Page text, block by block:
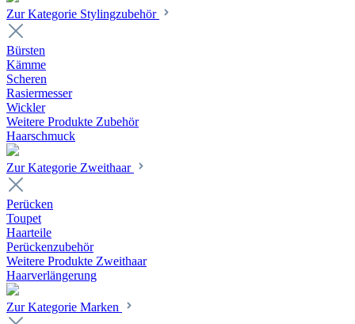
Zur Kategorie Stylingzubehör
Bürsten
Kämme
Scheren
Rasiermesser
Wickler
Weitere Produkte Zubehör
Haarschmuck
Zur Kategorie Zweithaar
Perücken
Toupet
Haarteile
Perückenzubehör
Weitere Produkte Zweithaar
Haarverlängerung
Zur Kategorie Marken